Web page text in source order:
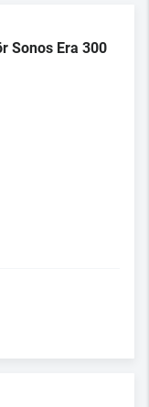
Sonos Era 300